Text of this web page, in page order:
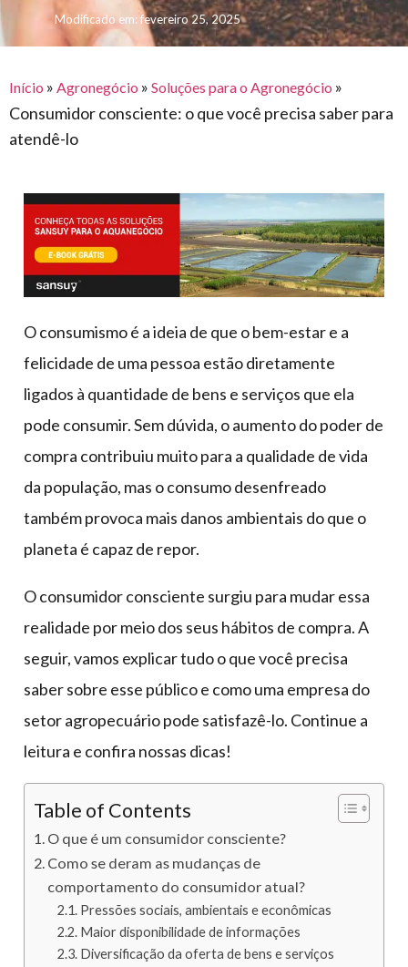
premiações
para
feira
offshore
civil
piscinas
móveis,
calçados,
epi's
e
multiúso
e logística
armazenagem
lonas
vida
de
Modificado em: fevereiro 25, 2025
Início » Agronegócio » Soluções para o Agronegócio »
Consumidor consciente: o que você precisa saber para
atendê-lo
O consumismo é a ideia de que o bem-estar e a
felicidade de uma pessoa estão diretamente
ligados à quantidade de bens e serviços que ela
pode consumir. Sem dúvida, o aumento do poder de
compra contribuiu muito para a qualidade de vida
da população, mas o consumo desenfreado
também provoca mais danos ambientais do que o
planeta é capaz de repor.
O consumidor consciente surgiu para mudar essa
realidade por meio dos seus hábitos de compra. A
seguir, vamos explicar tudo o que você precisa
saber sobre esse público e como uma empresa do
setor agropecuário pode satisfazê-lo. Continue a
leitura e confira nossas dicas!
Table of Contents
O que é um consumidor consciente?
Como se deram as mudanças de
comportamento do consumidor atual?
Pressões sociais, ambientais e econômicas
Maior disponibilidade de informações
Diversificação da oferta de bens e serviços